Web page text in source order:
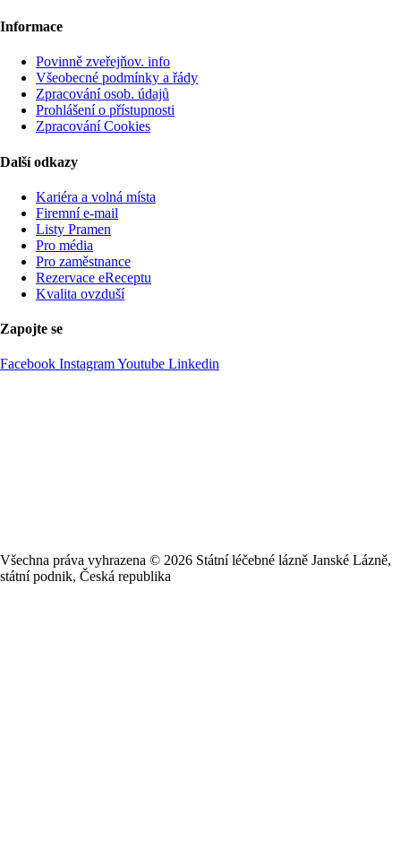
Informace
Povinně zveřejňov. info
Všeobecné podmínky a řády
Zpracování osob. údajů
Prohlášení o přístupnosti
Zpracování Cookies
Další odkazy
Kariéra a volná místa
Firemní­ e-mail
Listy Pramen
Pro média
Pro zaměstnance
Rezervace eReceptu
Kvalita ovzduší
Zapojte se
Facebook InstagramYoutube Linkedin
Všechna práva vyhrazena © 2026 Státní léčebné lázně Janské Lázně,
státní podnik, Česká republika